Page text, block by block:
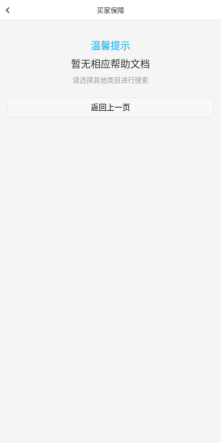
买家保障
温馨提示
暂无相应帮助文档
请选择其他类目进行搜索
返回上一页